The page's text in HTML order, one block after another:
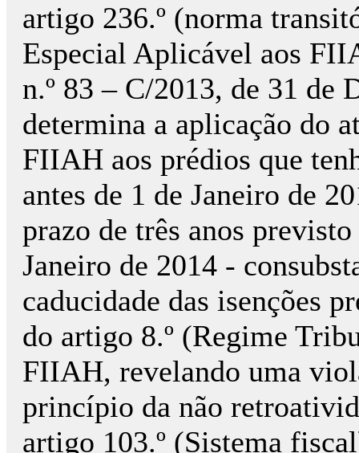
artigo 236.º (norma
Especial Aplicável aos
n.º 83 – C/2013, de 31 de
determina a aplicação do
FIIAH aos prédios que
antes de 1 de Janeiro de
prazo de três anos
Janeiro de 2014 -
caducidade das isenções
do artigo 8.º (Regime
FIIAH, revelando uma
princípio da não
artigo 103.º (Sistema